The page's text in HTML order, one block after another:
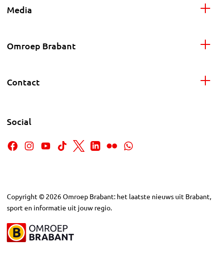
Media
Omroep Brabant
Contact
Social
Copyright © 2026Omroep Brabant: het laatste nieuws uit Brabant,
sport en informatie uit jouw regio.